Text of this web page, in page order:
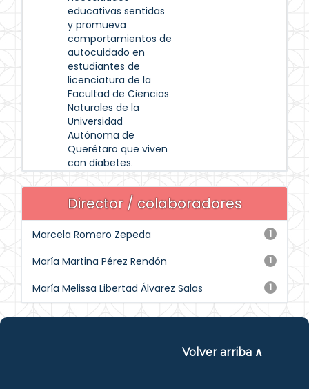
educativas sentidas
y promueva
comportamientos de
autocuidado en
estudiantes de
licenciatura de la
Facultad de Ciencias
Naturales de la
Universidad
Autónoma de
Querétaro que viven
con diabetes.
Director / colaboradores
1
Marcela Romero Zepeda
1
María Martina Pérez Rendón
1
María Melissa Libertad Álvarez Salas
Volver arriba ∧